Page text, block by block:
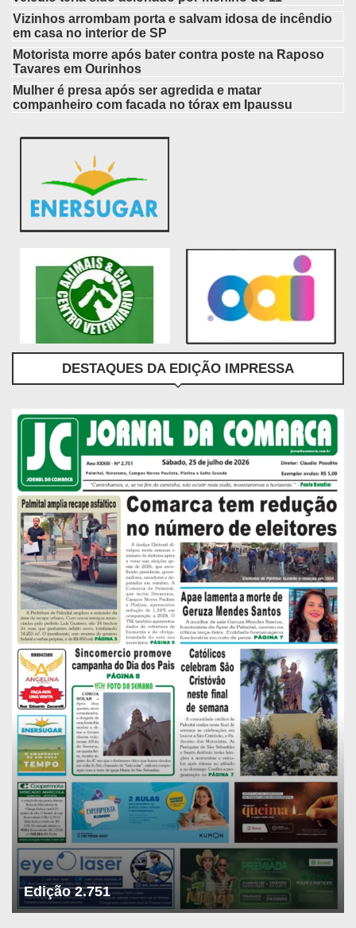
Vizinhos arrombam porta e salvam idosa de incêndio
em casa no interior de SP
Motorista morre após bater contra poste na Raposo
Tavares em Ourinhos
Mulher é presa após ser agredida e matar
companheiro com facada no tórax em Ipaussu
DESTAQUES DA EDIÇÃO IMPRESSA
Edição 2.751